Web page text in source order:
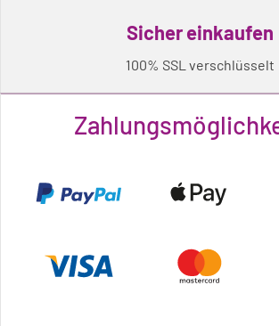
Sicher einkaufen
100% SSL verschlüsselt